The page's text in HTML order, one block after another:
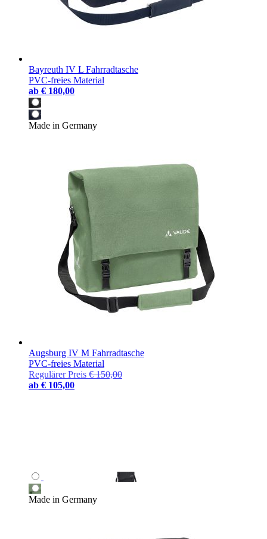
Bayreuth IV L Fahrradtasche
PVC-freies Material
ab € 180,00
Made in Germany
Augsburg IV M Fahrradtasche
PVC-freies Material
Regulärer Preis € 150,00
ab € 105,00
Made in Germany